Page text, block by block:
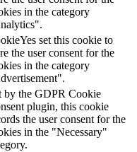
in the category
set this cookie to
the user consent for the
in the category
by the GDPR Cookie
plugin, this cookie
the user consent for the
in the "Necessary"